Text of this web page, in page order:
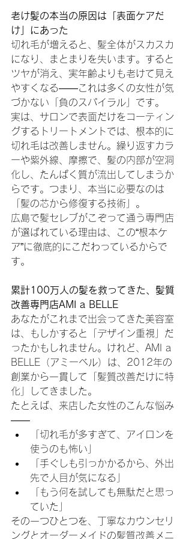
老け髪の本当の原因は「表面ケアだ
け」にあった
切れ毛が増えると、髪全体がスカスカ
になり、まとまりを失います。すると
ツヤが消え、実年齢よりも老けて見え
やすくなる――これは多くの女性が気
づかない「負のスパイラル」です。
実は、サロンで表面だけをコーティン
グするトリートメントでは、根本的に
切れ毛は改善しません。繰り返すカラ
ーや紫外線、摩擦で、髪の内部が空洞
化し、たんぱく質が流出してしまうか
らです。つまり、本当に必要なのは
「髪の芯から修復する技術」。
広島で髪セレブがこぞって通う専門店
が選ばれている理由は、この“根本ケ
ア”に徹底的にこだわっているからで
す。
累計100万人の髪を救ってきた、髪質
改善専門店AMI a BELLE
あなたがこれまで出会ってきた美容室
は、もしかすると「デザイン重視」だ
ったかもしれません。けれど、AMI a
BELLE（アミーベル）は、2012年の
創業から一貫して「髪質改善だけに特
化」してきました。
たとえば、来店した女性のこんな悩み
――
「切れ毛が多すぎて、アイロンを
使うのも怖い」
「手ぐしも引っかかるから、外出
先で人目が気になる」
「もう何を試しても無駄だと思っ
ていた」
その一つひとつを、丁寧なカウンセリ
ングとオーダーメイドの髪質改善メニ